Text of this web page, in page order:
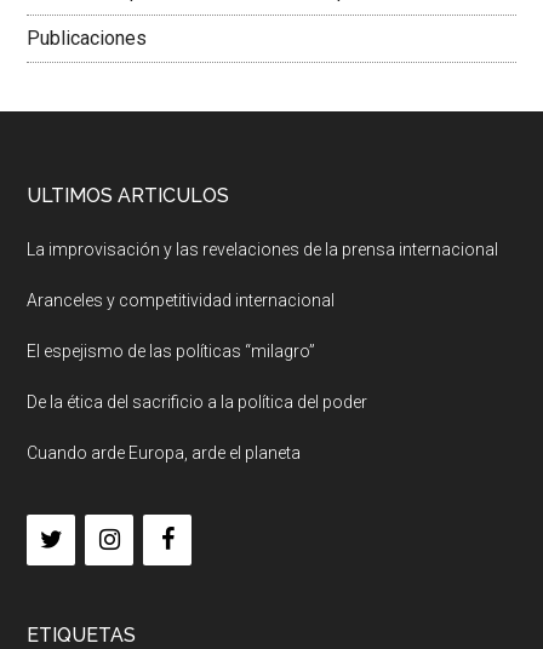
Publicaciones
ULTIMOS ARTICULOS
La improvisación y las revelaciones de la prensa internacional
Aranceles y competitividad internacional
El espejismo de las políticas “milagro”
De la ética del sacrificio a la política del poder
Cuando arde Europa, arde el planeta
ETIQUETAS